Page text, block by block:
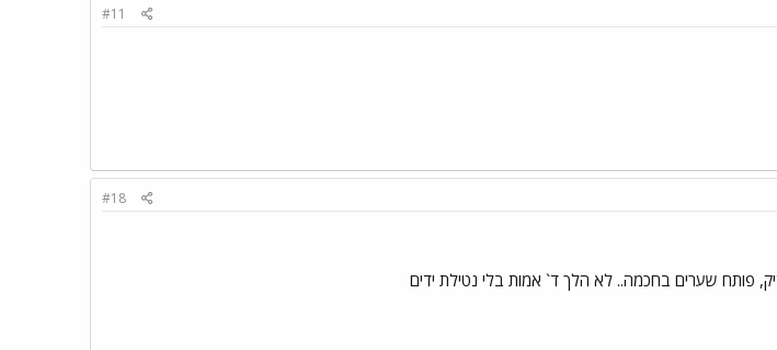
#11
#18
פותח שערים בחכמה.. לא הלך ד` אמות בלי נטילת ידים